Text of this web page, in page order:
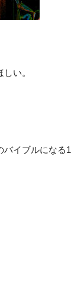
い。
バイブルになる1